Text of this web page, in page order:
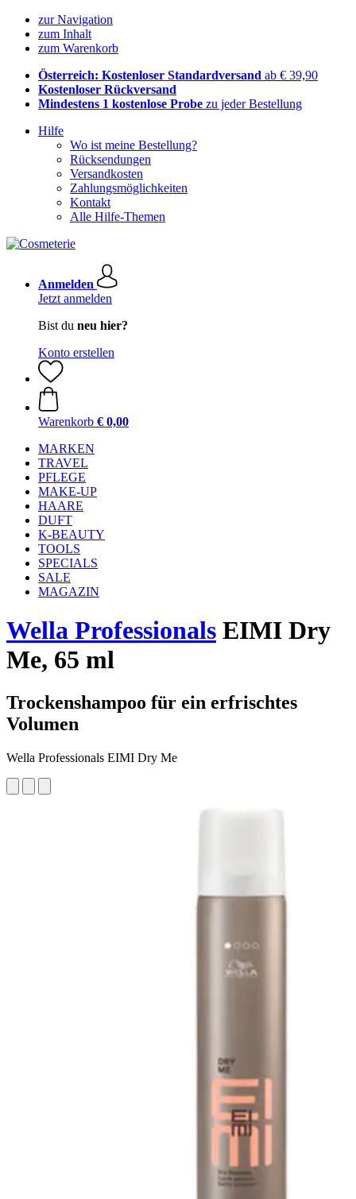
zur Navigation
zum Inhalt
zum Warenkorb
Österreich: Kostenloser Standardversand ab € 39,90
Kostenloser Rückversand
Mindestens 1 kostenlose Probe zu jeder Bestellung
Hilfe
Wo ist meine Bestellung?
Rücksendungen
Versandkosten
Zahlungsmöglichkeiten
Kontakt
Alle Hilfe-Themen
Anmelden
Jetzt anmelden
Bist du neu hier?
Konto erstellen
Warenkorb € 0,00
MARKEN
TRAVEL
PFLEGE
MAKE-UP
HAARE
DUFT
K-BEAUTY
TOOLS
SPECIALS
SALE
MAGAZIN
Wella Professionals EIMI Dry
Me, 65 ml
Trockenshampoo für ein erfrischtes
Volumen
Wella Professionals EIMI Dry Me